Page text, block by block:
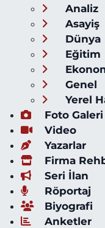
Analiz
Asayiş
Dünya
Eğitim
Genel
Yerel
Foto Galeri
Video
Yazarlar
Firma
Seri İlan
Röportaj
Biyografi
Anketler